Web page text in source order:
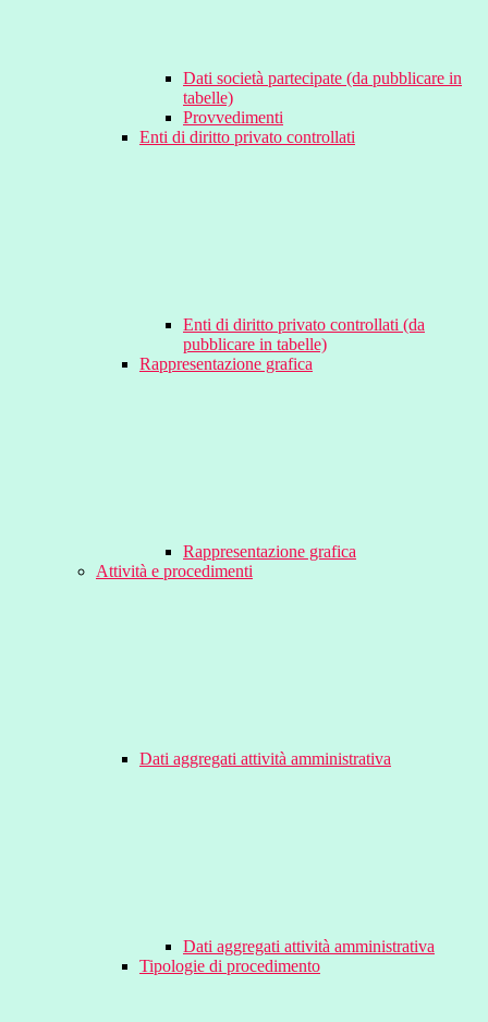
Dati società partecipate (da pubblicare in
tabelle)
Provvedimenti
Enti di diritto privato controllati
Enti di diritto privato controllati (da
pubblicare in tabelle)
Rappresentazione grafica
Rappresentazione grafica
Attività e procedimenti
Dati aggregati attività amministrativa
Dati aggregati attività amministrativa
Tipologie di procedimento